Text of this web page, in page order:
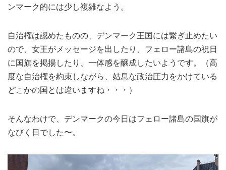
ンマーク的には少し複雑なよう。
自治権は認めたものの、デンマーク王国には繋ぎ止めたい
ので、女王がメッセージを出したり、フェロー諸島の祝日
に国旗を掲揚したり、一体感を醸成したいようです。（高
度な自治権を約束しながら、姑息な政治圧力をかけている
どこかの国とは違いますね・・・）
そんなわけで、デンマークの今日はフェロー諸島の国旗が
なびく日でした〜。